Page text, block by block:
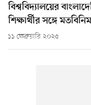
বিশ্ববিদ্যালয়ের
শিক্ষার্থীর সঙ্গে
১১ ফেব্রুয়ারি ২০২৫